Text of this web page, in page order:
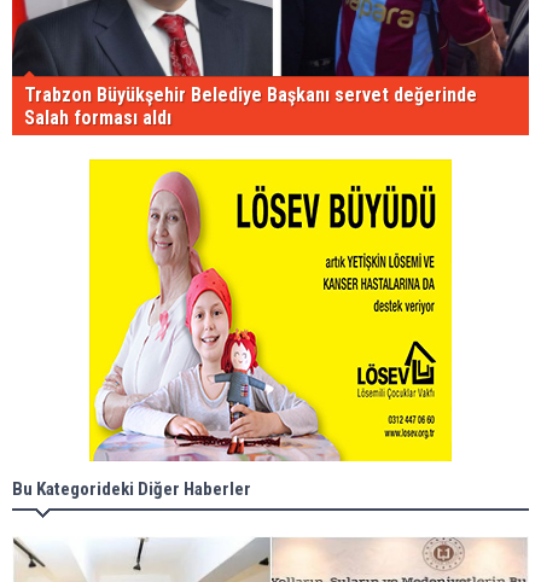
Trabzon Büyükşehir Belediye Başkanı servet değerinde
Salah forması aldı
Bu Kategorideki Diğer Haberler